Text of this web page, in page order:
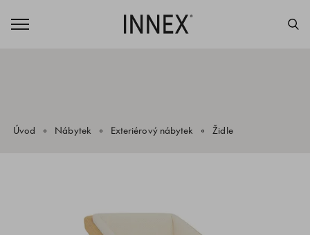
Úvod Nábytek Exteriérový nábytek Židle